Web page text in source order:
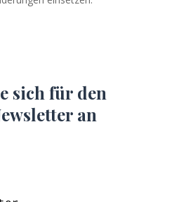
sich für den
an